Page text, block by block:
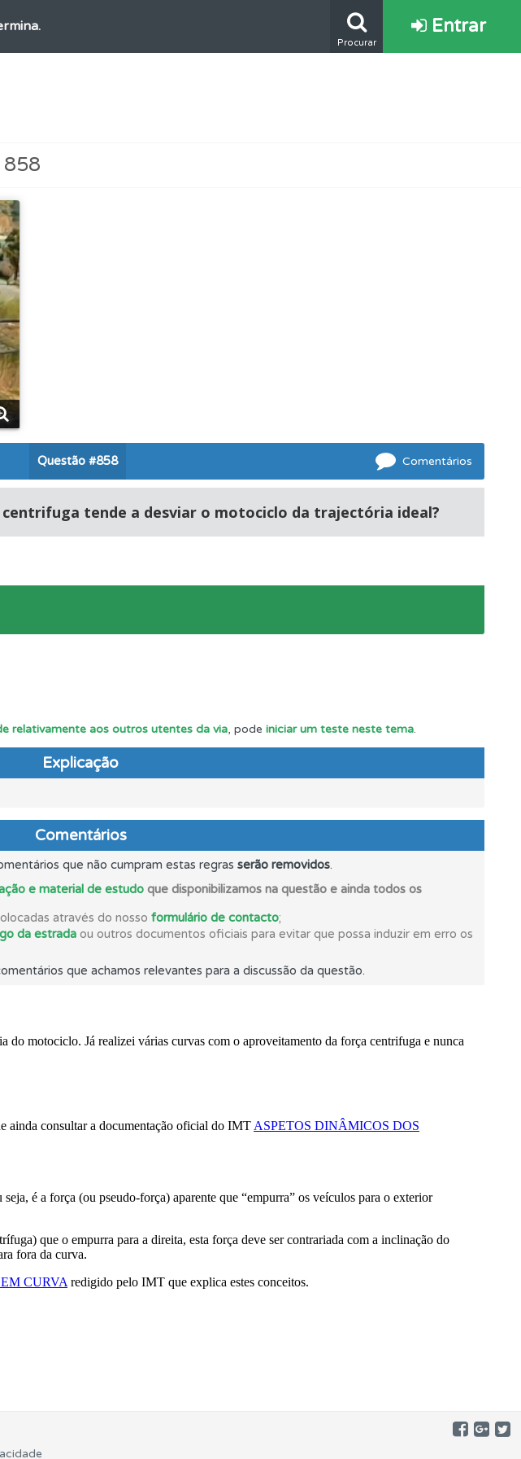
mais rapidamente.
a plataforma.
e deixe o seu!
não respondeu.
os melhores resultados.
e não voltou a responder.
perfil.
as mesmas do exame oficial.
os seus amigos.
tem dúvidas.
Procurar
Entrar
858
Comentários
Questão #858
centrifuga tende a desviar o motociclo da trajectória ideal?
relativamente aos outros utentes da via, pode iniciar um teste neste tema.
Explicação
Comentários
que não cumpram estas regras serão removidos.
e material de estudo que disponibilizamos na questão e ainda todos os
através do nosso formulário de contacto;
da estrada ou outros documentos oficiais para evitar que possa induzir em erro os
que achamos relevantes para a discussão da questão.